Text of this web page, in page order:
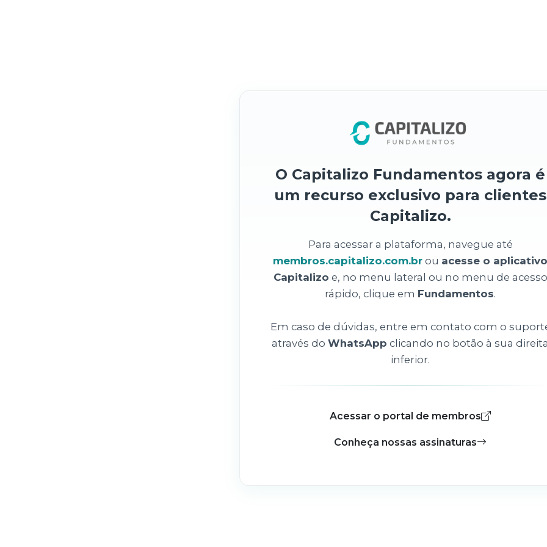
O Capitalizo Fundamentos agora é
um recurso exclusivo para clientes
Capitalizo.
Para acessar a plataforma, navegue até
membros.capitalizo.com.br ou acesse o aplicativo
Capitalizo e, no menu lateral ou no menu de acesso
rápido, clique em Fundamentos.
Em caso de dúvidas, entre em contato com o
através do WhatsApp clicando no botão à sua
inferior.
Acessar o portal de membros
Conheça nossas assinaturas